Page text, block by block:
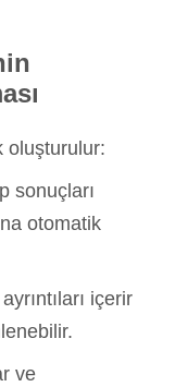
oluşturulur:
sonuçları
otomatik
içerir
ve